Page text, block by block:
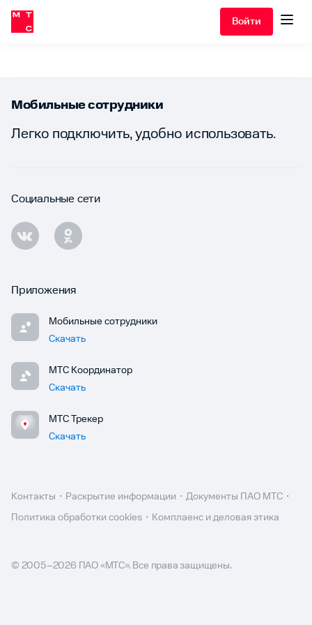
Войти
Мобильные сотрудники
Легко подключить, удобно использовать.
Социальные сети
Приложения
Мобильные сотрудники
Скачать
МТС Координатор
Скачать
МТС Трекер
Скачать
© 2005–2026 ПАО «МТС». Все права защищены.
Контакты Раскрытие информации
Документы ПАО МТС
Политика обработки cookies
Комплаенс и деловая этика